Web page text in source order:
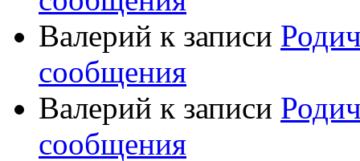
Валерий к записи
сообщения
Валерий к записи
сообщения